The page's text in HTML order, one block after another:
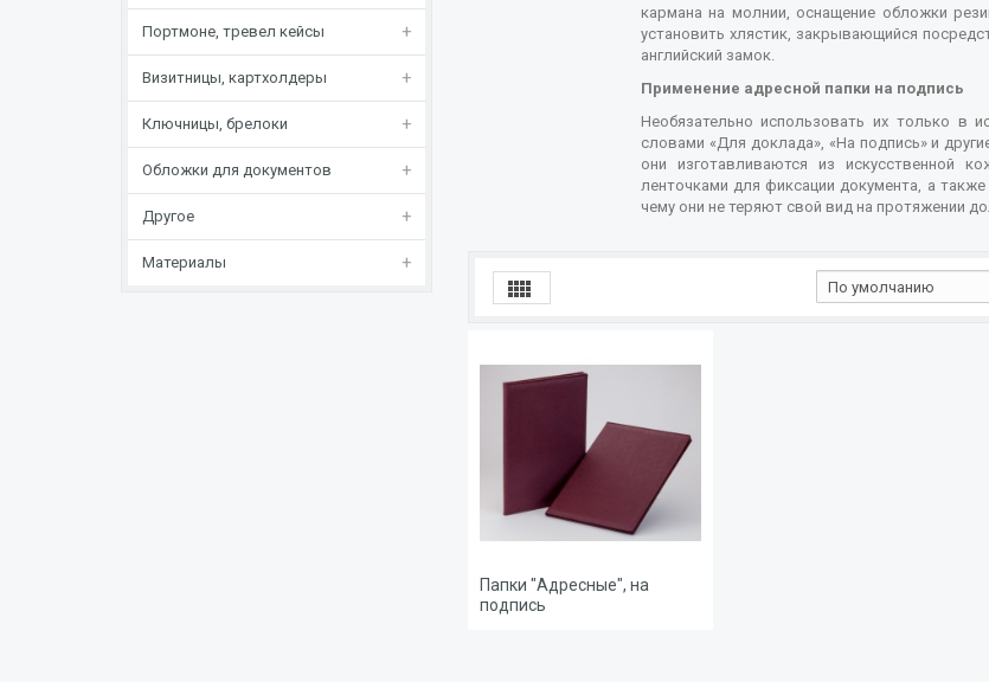
Портмоне, тревел кейсы
Визитницы, картхолдеры
Ключницы, брелоки
Обложки для документов
Другое
Материалы
кармана на молнии, оснащение обложки
установить хлястик, закрывающийся
английский замок.
Применение адресной папки на подпись
Необязательно использовать их только в
словами «Для доклада», «На подпись» и
они изготавливаются из искусственной
ленточками для фиксации документа, а
чему они не теряют свой вид на протяжении
Папки "Адресные", на
подпись